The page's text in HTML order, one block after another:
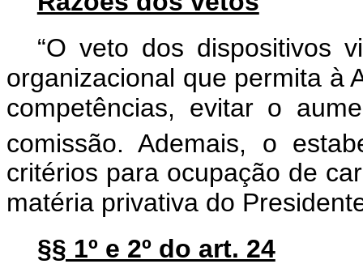
“O veto dos dispositivos
organizacional que permita à
competências, evitar o
comissão. Ademais, o
critérios para ocupação de
matéria privativa do
§§ 1º e 2º do art. 24